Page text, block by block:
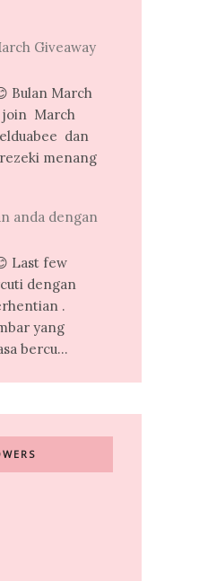
Giveaway
Bulan March
join March
dan
menang
anda dengan
Last few
dengan
.
yang
bercu...